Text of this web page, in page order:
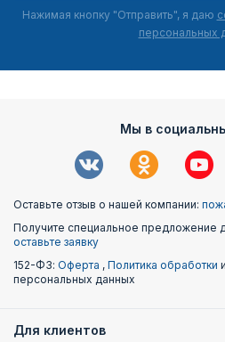
Нажимая кнопку "Отправить", я даю
персональных
Мы в
Оставьте отзыв о нашей компании:
Получите специальное предложение
оставьте заявку
152-ФЗ: Оферта , Политика обработки и
персональных данных
Для клиентов